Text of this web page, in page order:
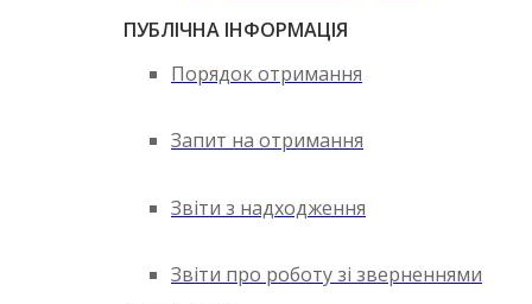
ПУБЛІЧНА ІНФОРМАЦІЯ
Порядок отримання
Запит на отримання
Звіти з надходження
Звіти про роботу зі зверненнями